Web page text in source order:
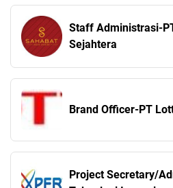
Staff Administrasi-
Sejahtera
Brand Officer-PT
Project Secretary/